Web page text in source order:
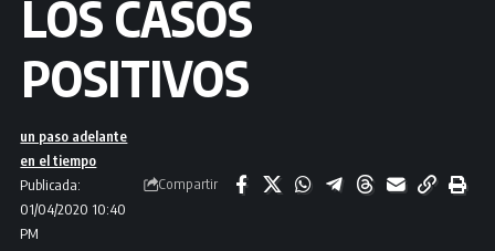
LOS CASOS
POSITIVOS
Publicada:
01/04/2020 10:40
PM
un paso adelante
en el tiempo
Compartir